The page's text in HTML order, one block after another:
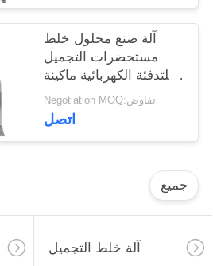
آلة صنع محلول خلط
مستحضرات التجميل
للتدفئة الكهربائية ماكينة
خلط وعاء الخلط المغلف
بالدبابات
Negotiation MOQ:تفاوض
اتصل
جميع
آلة خلط التجميل